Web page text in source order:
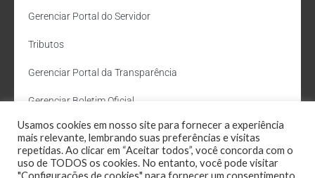
Gerenciar Portal do Servidor
Tributos
Gerenciar Portal da Transparência
Gerenciar Boletim Oficial
Departamento de Água e Esgoto
Administração Site
Usamos cookies em nosso site para fornecer a experiência
mais relevante, lembrando suas preferências e visitas
repetidas. Ao clicar em “Aceitar todos”, você concorda com o
uso de TODOS os cookies. No entanto, você pode visitar
"Configurações de cookies" para fornecer um consentimento